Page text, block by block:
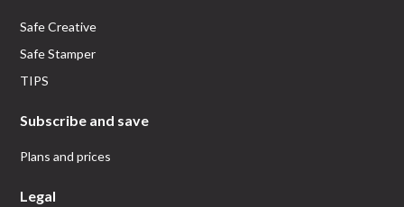
Safe Creative
Safe Stamper
TIPS
Subscribe and save
Plans and prices
Legal